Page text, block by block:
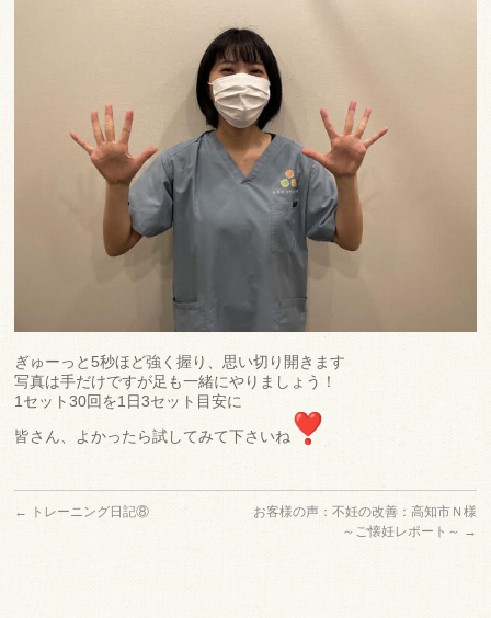
ぎゅーっと5秒ほど強く握り、思い切り開きます
写真は手だけですが足も一緒にやりましょう！
1セット30回を1日3セット目安に
皆さん、よかったら試してみて下さいね
← トレーニング日記⑧
お客様の声：不妊の改善：高知市Ｎ様
～ご懐妊レポート～ →